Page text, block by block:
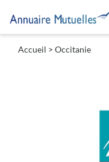
Accueil > Occitanie